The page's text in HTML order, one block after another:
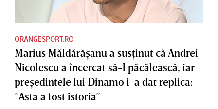
ORANGESPORT.RO
Marius Măldărăşanu a susţinut că Andrei
Nicolescu a încercat să-l păcălească, iar
preşedintele lui Dinamo i-a dat replica:
”Asta a fost istoria”